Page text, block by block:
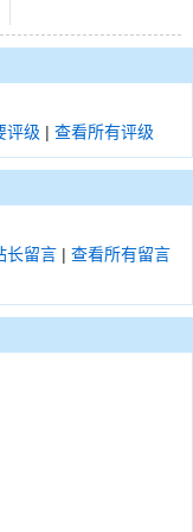
评级 | 查看所有评级
长留言 | 查看所有留言